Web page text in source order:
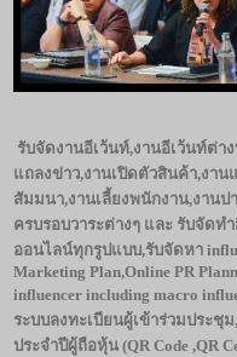
รับจัดงานอีเว้นท์,งานอีเว้นท์ต่า
แถลงข่าว,งานเปิดตัวสินค้า,งา
สัมมนา,งานเลี้ยงพนักงาน,งานป
ครบรอบวาระต่างๆ และ รับจัด
ออนไลน์ทุกรูปแบบ,รับจัดหา
Marketing Plan,Online PR
influencer including macro
ระบบลงทะเบียนผู้เข้าร่วมประชุ
ประจำปีผู้ถือหุ้น (QR Code ,QR